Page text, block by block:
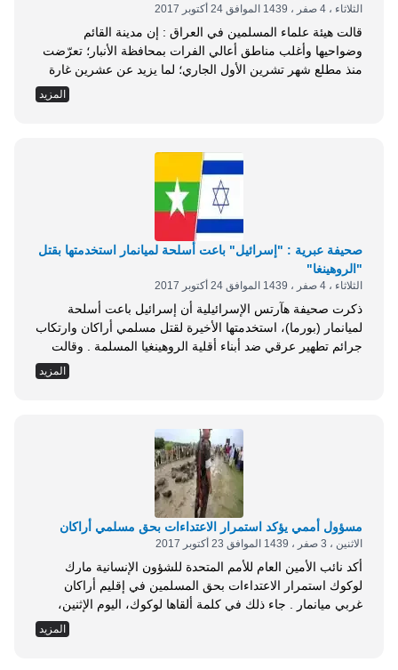
الثلاثاء ، 4 صفر ، 1439 الموافق 24 أكتوبر 2017
قالت هيئة علماء المسلمين في العراق : إن مدينة القائم
وضواحيها وأغلب مناطق أعالي الفرات بمحافظة الأنبار؛ تعرّضت
منذ مطلع شهر تشرين الأول الجاري؛ لما يزيد عن عشرين غارة
جويّة شنها التحالف الدولي وطيران الجيش الحكومي بالتناوب .
وأوضحت الهيئة في بيان أصدرته الأمانة العامة اليوم الاثنين؛ أن
المزيد
صحيفة عبرية : "إسرائيل" باعت أسلحة لميانمار استخدمتها بقتل
"الروهينغا"
الثلاثاء ، 4 صفر ، 1439 الموافق 24 أكتوبر 2017
ذكرت صحيفة هآرتس الإسرائيلية أن إسرائيل باعت أسلحة
لميانمار (بورما)، استخدمتها الأخيرة لقتل مسلمي أراكان وارتكاب
جرائم تطهير عرقي ضد أبناء أقلية الروهينغيا المسلمة . وقالت
الصحيفة في عددها الصادر اليوم الإثنين : إن سلاح البحرية في
ميانمار، نشر مؤخرا على صفحته الرسمية في موقع فيس بوك
المزيد
مسؤول أممي يؤكد استمرار الاعتداءات بحق مسلمي أراكان
الاثنين ، 3 صفر ، 1439 الموافق 23 أكتوبر 2017
أكد نائب الأمين العام للأمم المتحدة للشؤون الإنسانية مارك
لوكوك استمرار الاعتداءات بحق المسلمين في إقليم أراكان
غربي ميانمار . جاء ذلك في كلمة ألقاها لوكوك، اليوم الإثنين،
خلال افتتاح المؤتمر الدولي للمانحين لدعم لاجئي الروهنغيا في
مدينة جنيف السويسرية، ليوم واحد . وأشرف على تنظيم المؤتمر
المزيد